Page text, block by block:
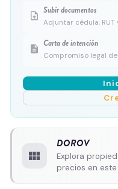
upload_file Subir documentos
Adjuntar cédula,
description Carta de intención
Compromiso legal
view_module
DOROV
Explora
precios en